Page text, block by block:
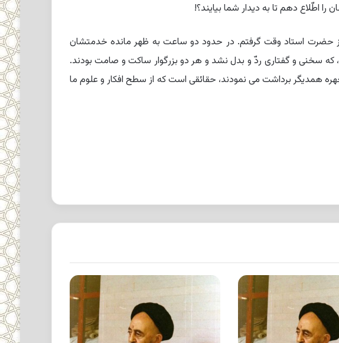
اطّلاع دهم تا به دیدار شما بیایند؟!
از حضرت استاد وقت گرفتم. در حدود دو ساعت به ظهر مانده خدمتشان
سخنى و گفتارى ردّ و بدل نشد و هر دو بزرگوار ساکت و صامت بودند.
همدیگر برداشت مى ‏نمودند، حقائقى است که از سطح افکار و علوم ما